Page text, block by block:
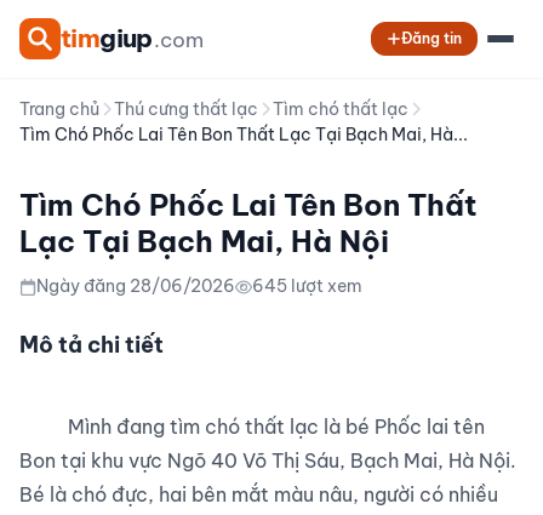
timgiup.com Đăng tin
Trang chủ Thú cưng thất lạc
Tìm chó thất lạc
Tìm Chó Phốc Lai Tên Bon Thất Lạc Tại Bạch Mai, Hà...
Tìm Chó Phốc Lai Tên Bon Thất
Lạc Tại Bạch Mai, Hà Nội
Ngày đăng 28/06/2026 645 lượt xem
Mô tả chi tiết
Bon tại khu vực Ngõ 40 Võ Thị Sáu, Bạch Mai, Hà Nội.
Bé là chó đực, hai bên mắt màu nâu, người có nhiều